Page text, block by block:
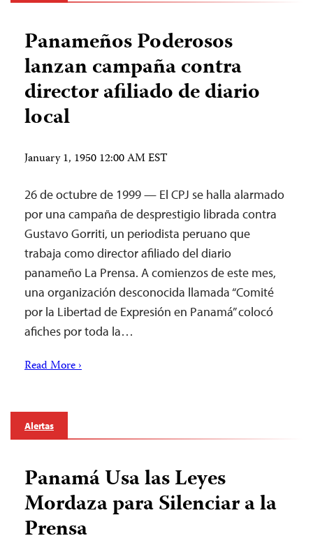
Panameños Poderosos
lanzan campaña contra
director afiliado de diario
local
January 1, 1950 12:00 AM EST
26 de octubre de 1999 — El CPJ se halla alarmado
por una campaña de desprestigio librada contra
Gustavo Gorriti, un periodista peruano que
trabaja como director afiliado del diario
panameño La Prensa. A comienzos de este mes,
una organización desconocida llamada “Comité
por la Libertad de Expresión en Panamá” colocó
afiches por toda la…
Read More ›
Alertas
Panamá Usa las Leyes
Mordaza para Silenciar a la
Prensa